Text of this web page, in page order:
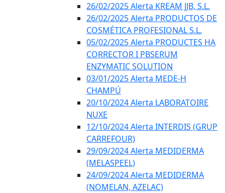
26/02/2025 Alerta KREAM JJB, S.L.
26/02/2025 Alerta PRODUCTOS DE
COSMÉTICA PROFESIONAL S.L.
05/02/2025 Alerta PRODUCTES HA
CORRECTOR I PBSERUM
ENZYMATIC SOLUTION
03/01/2025 Alerta MEDE-H
CHAMPÚ
20/10/2024 Alerta LABORATOIRE
NUXE
12/10/2024 Alerta INTERDIS (GRUP
CARREFOUR)
29/09/2024 Alerta MEDIDERMA
(MELASPEEL)
24/09/2024 Alerta MEDIDERMA
(NOMELAN, AZELAC)